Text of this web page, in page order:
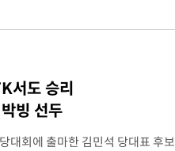
서도 승리
빙 선두
대회에 출마한 김민석 당대표 후보